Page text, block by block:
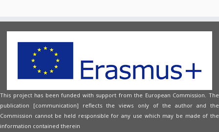
This project has been funded with support from the European Commission. The
publication [communication] reflects the views only of the author and the
Commission cannot be held responsible for any use which may be made of the
information contained therein